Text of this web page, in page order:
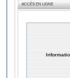
ACCÈS EN LIGNE